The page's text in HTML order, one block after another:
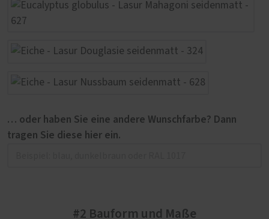
… oder haben Sie eine andere Wunschfarbe? Dann
tragen Sie diese hier ein.
#2 Bauform und Maße